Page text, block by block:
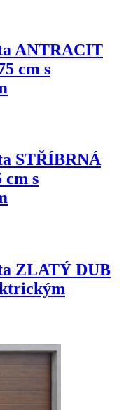
ANTRACIT
cm s
STŘÍBRNÁ
cm s
ZLATÝ DUB